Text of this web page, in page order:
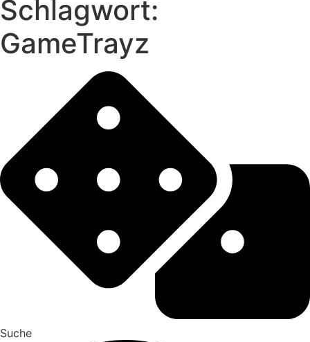
Schlagwort:
GameTrayz
Suche